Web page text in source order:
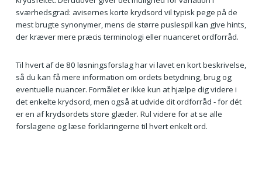
sværhedsgrad: avisernes korte krydsord vil typisk pege på de
mest brugte synonymer, mens de større puslespil kan give hints,
der kræver mere præcis terminologi eller nuanceret ordforråd.
Til hvert af de 80 løsningsforslag har vi lavet en kort beskrivelse,
så du kan få mere information om ordets betydning, brug og
eventuelle nuancer. Formålet er ikke kun at hjælpe dig videre i
det enkelte krydsord, men også at udvide dit ordforråd - for dét
er en af krydsordets store glæder. Rul videre for at se alle
forslagene og læse forklaringerne til hvert enkelt ord.